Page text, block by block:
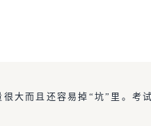
大而且还容易掉“坑”里。考